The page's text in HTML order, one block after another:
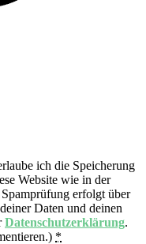
ich die Speicherung
Website wie in der
erfolgt über
Daten und deinen
Datenschutzerklärung.
*